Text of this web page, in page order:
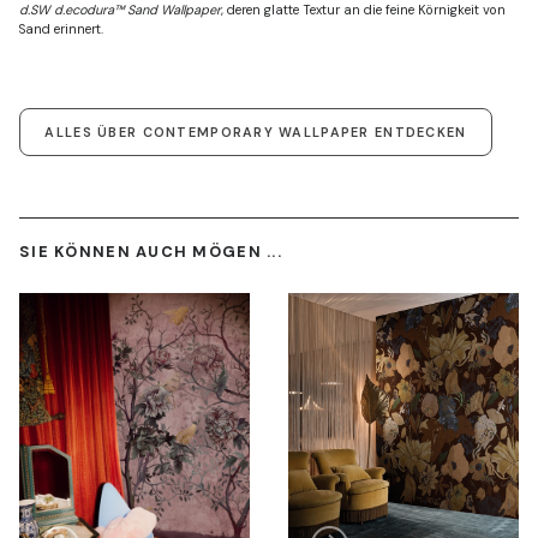
d.SW d.ecodura™ Sand Wallpaper, deren glatte Textur an die feine Körnigkeit von
Sand erinnert.
ALLES ÜBER CONTEMPORARY WALLPAPER ENTDECKEN
SIE KÖNNEN AUCH MÖGEN ...